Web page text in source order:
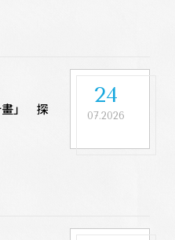
24
07.2026
畫」 探